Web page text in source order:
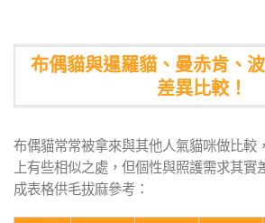
布偶貓與暹羅貓、曼赤肯、
差異比較！
布偶貓常常被拿來與其他人氣貓咪做比較
上有些相似之處，但個性與照護需求其實
成表格供毛拔麻參考：